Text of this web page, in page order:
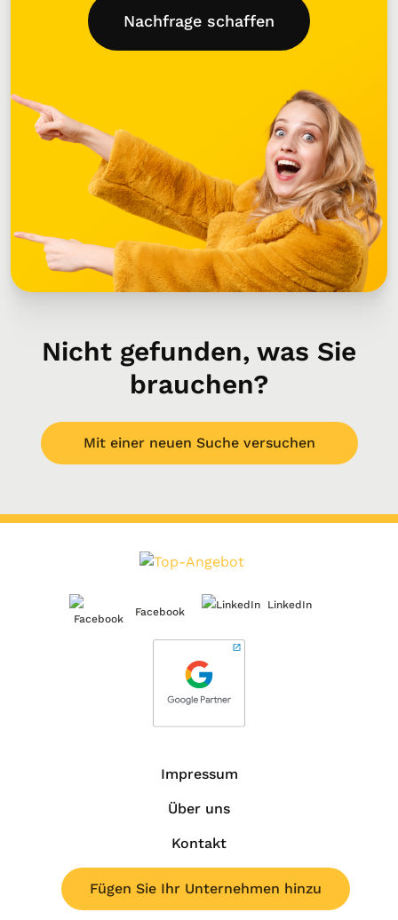
Nachfrage schaffen
Nicht gefunden, was Sie
brauchen?
Mit einer neuen Suche versuchen
Facebook
LinkedIn
Impressum
Über uns
Kontakt
Fügen Sie Ihr Unternehmen hinzu